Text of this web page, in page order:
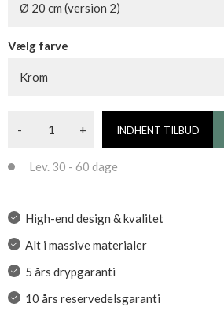
Ø 20 cm (version 2)
Vælg farve
Krom
- + INDHENT TILBUD
Lev. 30 - 60 dage
High-end design & kvalitet
Alt i massive materialer
5 års drypgaranti
10 års reservedelsgaranti